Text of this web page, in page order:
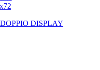
DISPLAY